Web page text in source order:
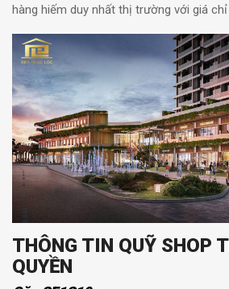
hàng hiếm duy nhất thị trường với giá
THÔNG TIN QUỸ SHOP
QUYỀN